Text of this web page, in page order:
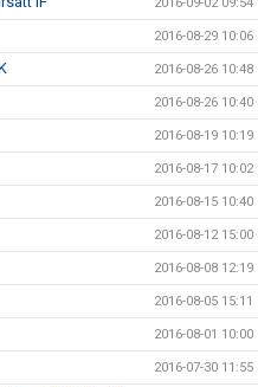
2016-08-29 10:06
2016-08-26 10:48
2016-08-26 10:40
2016-08-19 10:19
2016-08-17 10:02
2016-08-15 10:40
2016-08-12 15:00
2016-08-08 12:19
2016-08-05 15:11
2016-08-01 10:00
2016-07-30 11:55